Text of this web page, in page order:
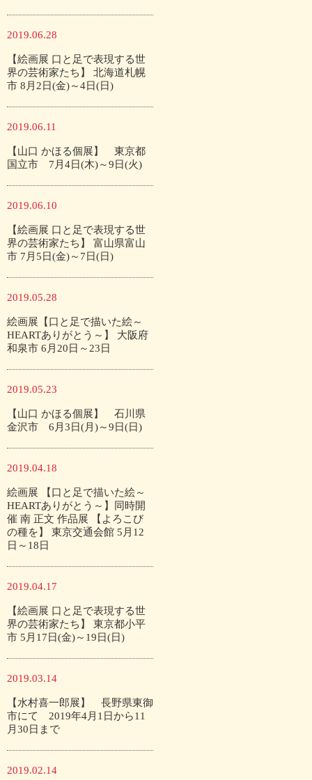
2019.06.28
【絵画展 口と足で表現する世
界の芸術家たち】 北海道札幌
市 8月2日(金)～4日(日)
2019.06.11
【山口 かほる個展】 東京都
国立市 7月4日(木)～9日(火)
2019.06.10
【絵画展 口と足で表現する世
界の芸術家たち】 富山県富山
市 7月5日(金)～7日(日)
2019.05.28
絵画展【口と足で描いた絵～
HEARTありがとう～】 大阪府
和泉市 6月20日～23日
2019.05.23
【山口 かほる個展】 石川県
金沢市 6月3日(月)～9日(日)
2019.04.18
絵画展 【口と足で描いた絵～
HEARTありがとう～】同時開
催 南 正文 作品展 【よろこび
の種を】 東京交通会館 5月12
日～18日
2019.04.17
【絵画展 口と足で表現する世
界の芸術家たち】 東京都小平
市 5月17日(金)～19日(日)
2019.03.14
【水村喜一郎展】 長野県東御
市にて 2019年4月1日から11
月30日まで
2019.02.14